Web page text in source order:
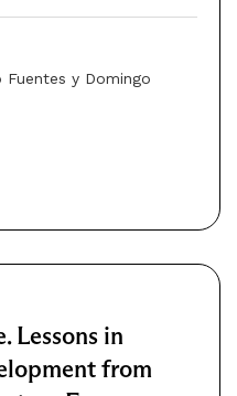
Fuentes y Domingo
Lessons in
from